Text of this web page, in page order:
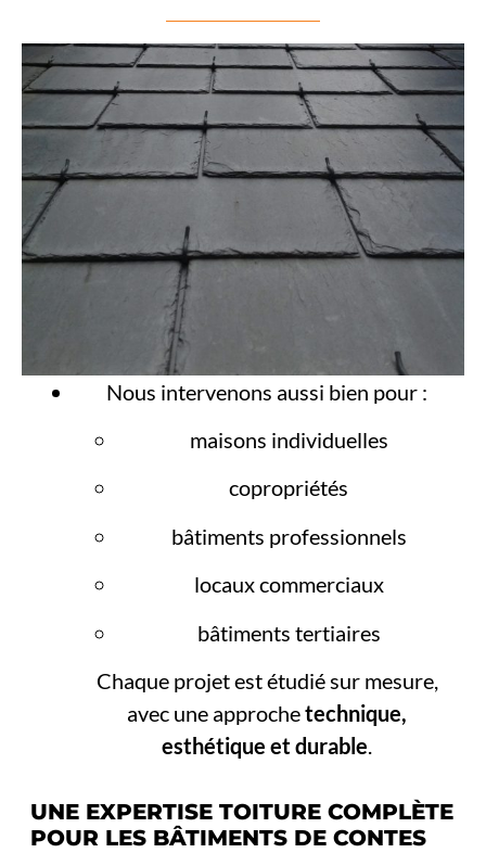
Nous intervenons aussi bien pour :
maisons individuelles
copropriétés
bâtiments professionnels
locaux commerciaux
bâtiments tertiaires
Chaque projet est étudié sur mesure,
avec une approchetechnique,
esthétique et durable.
UNE EXPERTISE TOITURE COMPLÈTE
POUR LES BÂTIMENTS DE CONTES